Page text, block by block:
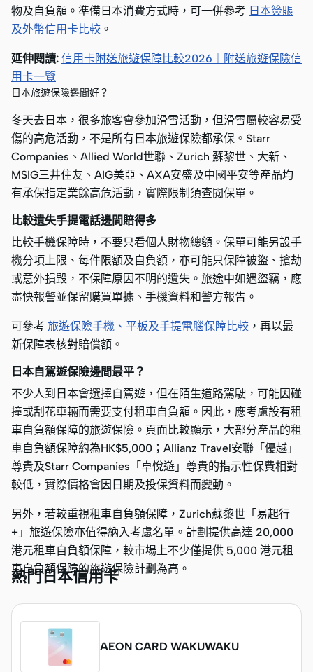
物及自負額。準備日本消費方式時，可一併參考 日本簽賬
及外幣信用卡比較 。
延伸閱讀: 信用卡附送旅遊保障比較2026｜附送旅遊保險信
用卡一覽
日本旅遊保險邊間好？
冬天去日本，很多旅客會參加滑雪活動，但滑雪屬較容易受
傷的高危活動，不是所有日本旅遊保險都承保。Starr
Companies、Allied World世聯、Zurich 蘇黎世、大新、
MSIG三井住友、AIG美亞、AXA安盛及中國平安等產品均
有承保指定業餘高危活動，實際限制須查閱保單。
比較遺失手提電話邊間賠得多
比較手機保障時，不要只看個人財物總額。保單可能另設手
機分項上限、每件限額及自負額，亦可能只保障被盜、搶劫
或意外損毀，不保障原因不明的遺失。旅途中如遇盜竊，應
盡快報警並保留購買單據、手機資料和警方報告。
可參考 旅遊保險手機、平板及手提電腦保障比較 ，再以最
新保障表核對賠償額。
日本自駕遊保險邊間最平？
不少人到日本會選擇自駕遊，但在陌生道路駕駛，可能因碰
撞或刮花車輛而需要支付租車自負額。因此，應考慮設有租
車自負額保障的旅遊保險。頁面比較顯示，大部分產品的租
車自負額保障約為HK$5,000；Allianz Travel安聯「優越」
尊貴及Starr Companies「卓悅遊」尊貴的指示性保費相對
較低，實際價格會因日期及投保資料而變動。
另外，若較重視租車自負額保障，Zurich蘇黎世「易起行
+」旅遊保險亦值得納入考慮名單。計劃提供高達 20,000
港元租車自負額保障，較市場上不少僅提供 5,000 港元租
車自負額保障的旅遊保險計劃為高。
熱門日本信用卡
AEON CARD WAKUWAKU